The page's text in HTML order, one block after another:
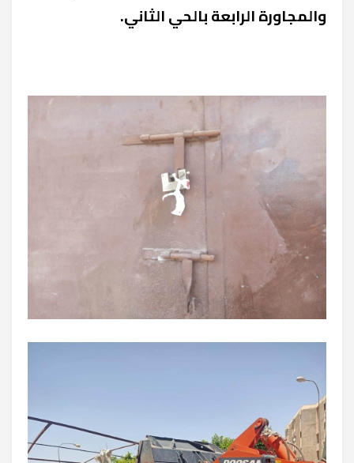
والمجاورة الرابعة بالحي الثاني.